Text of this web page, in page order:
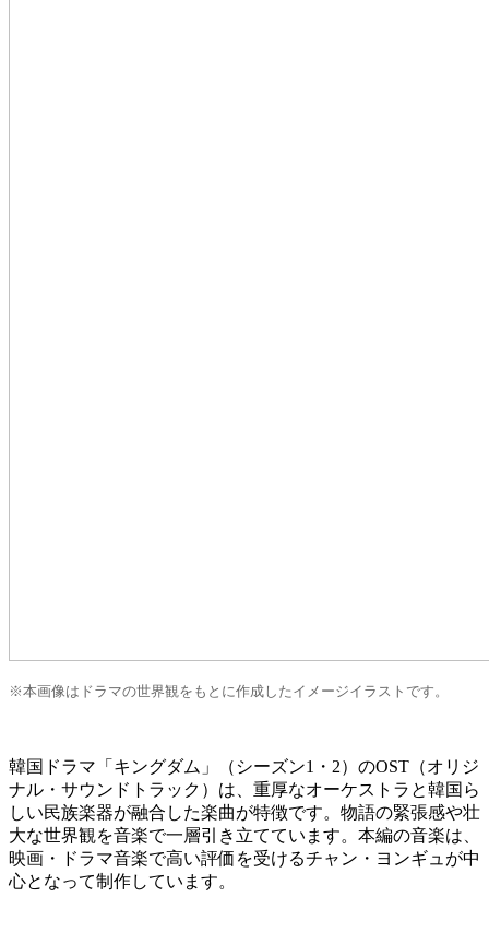
※本画像はドラマの世界観をもとに作成したイメージイラストです。
韓国ドラマ「キングダム」（シーズン1・2）のOST（オリジ
ナル・サウンドトラック）は、重厚なオーケストラと韓国ら
しい民族楽器が融合した楽曲が特徴です。物語の緊張感や壮
大な世界観を音楽で一層引き立てています。本編の音楽は、
映画・ドラマ音楽で高い評価を受けるチャン・ヨンギュが中
心となって制作しています。